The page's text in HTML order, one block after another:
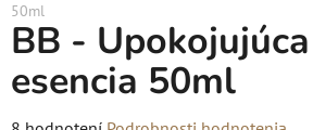
50ml
BB -
esencia 50ml